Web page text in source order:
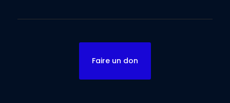
Faire un don